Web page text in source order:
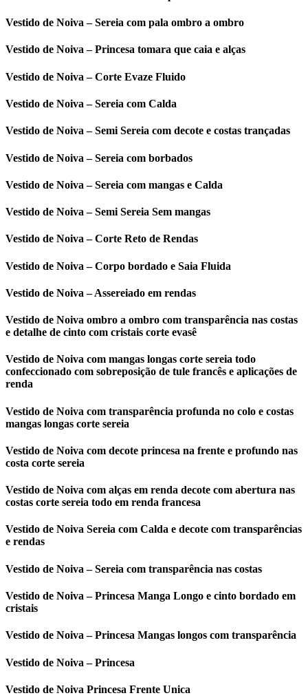
Vestido de Noiva – Sereia com pala ombro a ombro
Vestido de Noiva – Princesa tomara que caia e alças
Vestido de Noiva – Corte Evaze Fluido
Vestido de Noiva – Sereia com Calda
Vestido de Noiva – Semi Sereia com decote e costas trançadas
Vestido de Noiva – Sereia com borbados
Vestido de Noiva – Sereia com mangas e Calda
Vestido de Noiva – Semi Sereia Sem mangas
Vestido de Noiva – Corte Reto de Rendas
Vestido de Noiva – Corpo bordado e Saia Fluida
Vestido de Noiva – Assereiado em rendas
Vestido de Noiva ombro a ombro com transparência nas costas
e detalhe de cinto com cristais corte evasê
Vestido de Noiva com mangas longas corte sereia todo
confeccionado com sobreposição de tule francês e aplicações de
renda
Vestido de Noiva com transparência profunda no colo e costas
mangas longas corte sereia
Vestido de Noiva com decote princesa na frente e profundo nas
costa corte sereia
Vestido de Noiva com alças em renda decote com abertura nas
costas corte sereia todo em renda francesa
Vestido de Noiva Sereia com Calda e decote com transparências
e rendas
Vestido de Noiva – Sereia com transparência nas costas
Vestido de Noiva – Princesa Manga Longo e cinto bordado em
cristais
Vestido de Noiva – Princesa Mangas longos com transparência
Vestido de Noiva – Princesa
Vestido de Noiva Princesa Frente Unica